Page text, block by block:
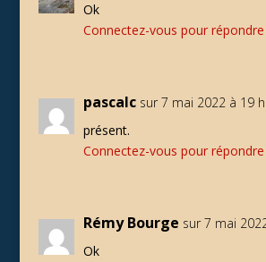
Ok
Connectez-vous pour répondre
pascalc sur 7 mai 2022 à 19
présent.
Connectez-vous pour répondre
Rémy Bourge sur 7 mai
Ok